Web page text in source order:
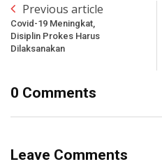
Previous article
Covid-19 Meningkat,
Disiplin Prokes Harus
Dilaksanakan
0 Comments
Leave Comments